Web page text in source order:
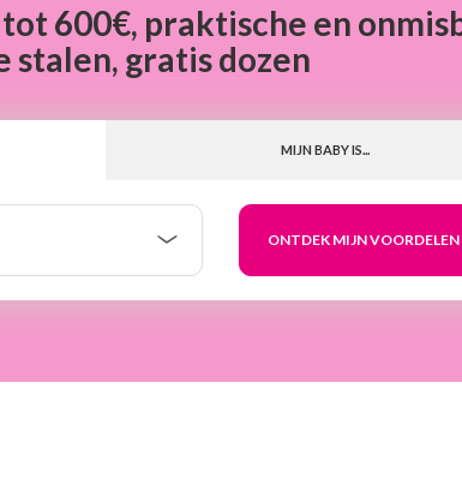
600€, praktische en
stalen, gratis dozen
MIJN BABY IS...